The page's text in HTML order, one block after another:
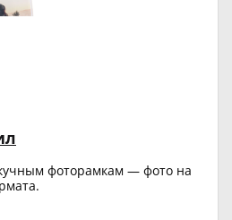
фоторамкам — фото на